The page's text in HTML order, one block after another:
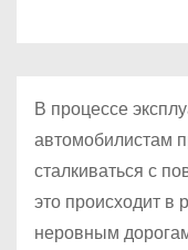
В процессе
автомобилистам
сталкиваться с
это происходит в
неровным